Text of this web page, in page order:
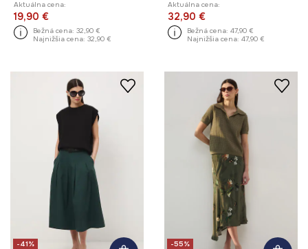
Aktuálna cena:
19,90 €
Bežná cena: 32,90 €
Najnižšia cena: 32,90 €
Aktuálna cena:
32,90 €
Bežná cena: 47,90 €
Najnižšia cena: 47,90 €
-41%
-55%